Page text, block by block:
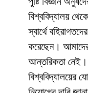
বিশ্ববিদ্যালয়
স্বার্থে
করেছেন।
আন্তরিকতা নেই।
বিশ্ববিদ্যালয়ের